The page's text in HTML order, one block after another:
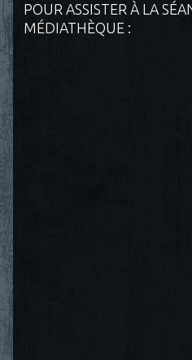
POUR ASSISTER À LA
MÉDIATHÈQUE :